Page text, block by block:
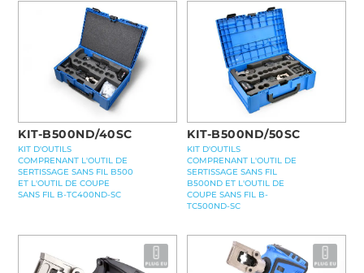
KIT-B500ND/40SC
KIT D'OUTILS
COMPRENANT L'OUTIL DE
SERTISSAGE SANS FIL B500
ET L'OUTIL DE COUPE
SANS FIL B-TC400ND-SC
KIT-B500ND/50SC
KIT D'OUTILS
COMPRENANT L'OUTIL DE
SERTISSAGE SANS FIL
B500ND ET L'OUTIL DE
COUPE SANS FIL B-
TC500ND-SC